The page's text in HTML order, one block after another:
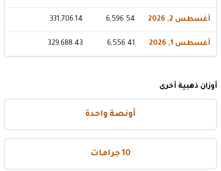
أغسطس 2, 2026 6,596.54
331,706.14
أغسطس 1, 2026 6,556.41
329,688.43
أوزان ذهبية أخرى
أونصة واحدة
10 جرامات